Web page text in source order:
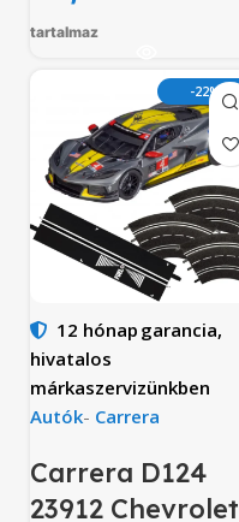
tartalmaz
-22%
12 hónap garancia,
hivatalos
márkaszervizünkben
Autók- Carrera
Carrera D124
23912 Chevrolet